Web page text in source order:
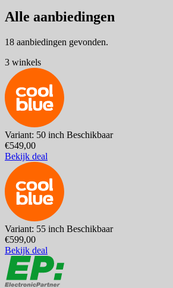
Alle aanbiedingen
18 aanbiedingen gevonden.
3 winkels
Variant: 50 inch Beschikbaar
€549,00
Bekijk deal
Variant: 55 inch Beschikbaar
€599,00
Bekijk deal